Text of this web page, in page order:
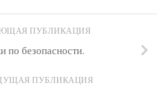
ПУБЛИКАЦИЯ
по безопасности.
ПУБЛИКАЦИЯ